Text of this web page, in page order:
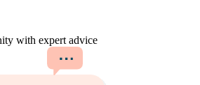
with expert advice